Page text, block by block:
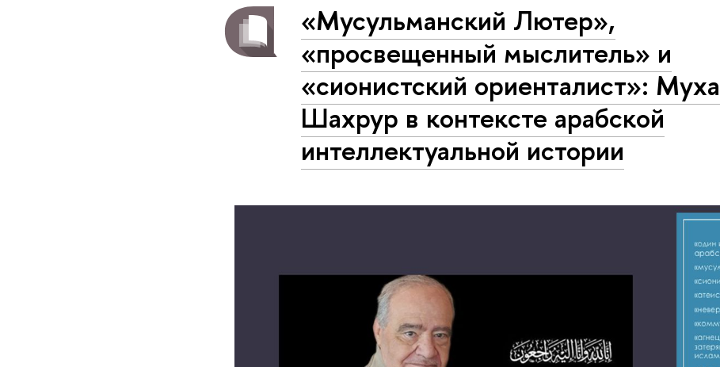
«Мусульманский Лютер»,
«просвещенный мыслитель» и
«сионистский ориенталист»:
Шахрур в контексте арабской
интеллектуальной истории